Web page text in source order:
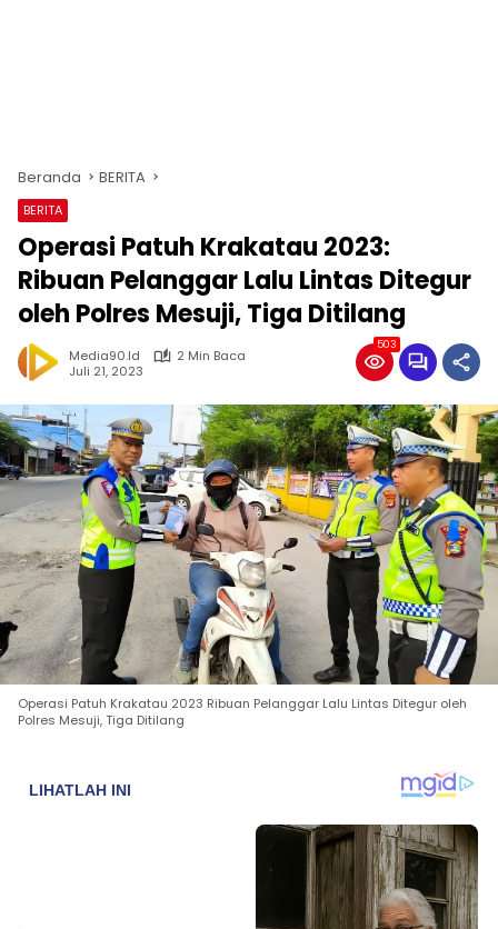
Beranda BERITA
BERITA
Operasi Patuh Krakatau 2023:
Ribuan Pelanggar Lalu Lintas Ditegur
oleh Polres Mesuji, Tiga Ditilang
Media90.id
2 Min Baca
Juli 21, 2023
503
Operasi Patuh Krakatau 2023 Ribuan Pelanggar Lalu Lintas Ditegur oleh
Polres Mesuji, Tiga Ditilang